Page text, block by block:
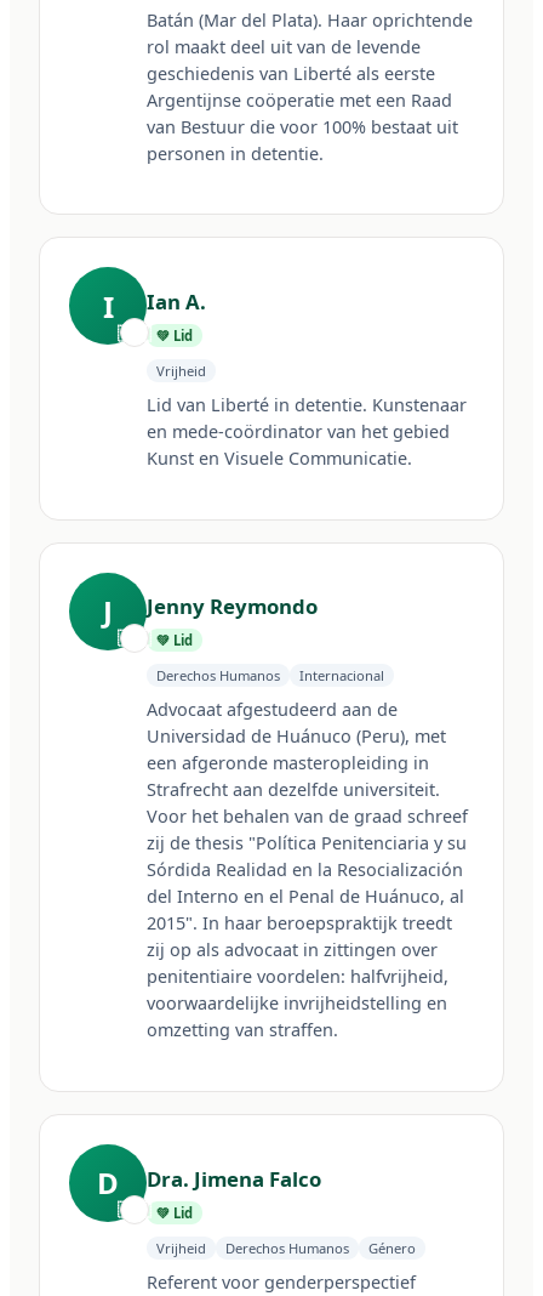
Batán (Mar del Plata). Haar oprichtende
rol maakt deel uit van de levende
geschiedenis van Liberté als eerste
Argentijnse coöperatie met een Raad
van Bestuur die voor 100% bestaat uit
personen in detentie.
I
🇦🇷
Ian A.
💚 Lid
Vrijheid
Lid van Liberté in detentie. Kunstenaar
en mede-coördinator van het gebied
Kunst en Visuele Communicatie.
J
🇵🇪
Jenny Reymondo
💚 Lid
Derechos Humanos
Internacional
Advocaat afgestudeerd aan de
Universidad de Huánuco (Peru), met
een afgeronde masteropleiding in
Strafrecht aan dezelfde universiteit.
Voor het behalen van de graad schreef
zij de thesis "Política Penitenciaria y su
Sórdida Realidad en la Resocialización
del Interno en el Penal de Huánuco, al
2015". In haar beroepspraktijk treedt
zij op als advocaat in zittingen over
penitentiaire voordelen: halfvrijheid,
voorwaardelijke invrijheidstelling en
omzetting van straffen.
D
🇦🇷
Dra. Jimena Falco
💚 Lid
Vrijheid
Derechos Humanos Género
Referent voor genderperspectief